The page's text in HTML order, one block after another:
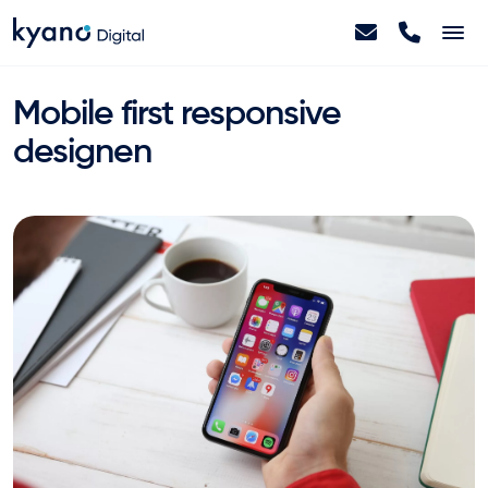
Home
Projecten
Diensten
Artikelen
Over ons
Contact
Mobile first responsive
designen